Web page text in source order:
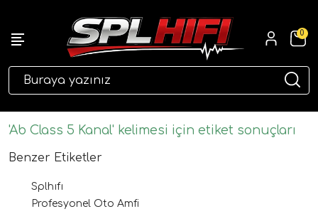
0
'Ab Class 5 Kanal' kelimesi için etiket sonuçları
Benzer Etiketler
Splhıfı
Profesyonel Oto Amfi